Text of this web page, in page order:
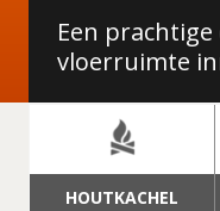
Neem een
Een
vloerruimte
NAVIGATIE
HOUTKACHEL